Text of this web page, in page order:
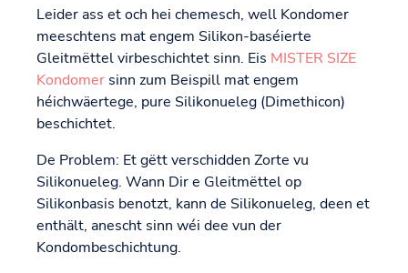
Leider ass et och hei chemesch, well Kondomer
meeschtens mat engem Silikon-baséierte
Gleitmëttel virbeschichtet sinn. Eis MISTER SIZE
Kondomer sinn zum Beispill mat engem
héichwäertege, pure Silikonueleg (Dimethicon)
beschichtet.
De Problem: Et gëtt verschidden Zorte vu
Silikonueleg. Wann Dir e Gleitmëttel op
Silikonbasis benotzt, kann de Silikonueleg, deen et
enthält, anescht sinn wéi dee vun der
Kondombeschichtung.